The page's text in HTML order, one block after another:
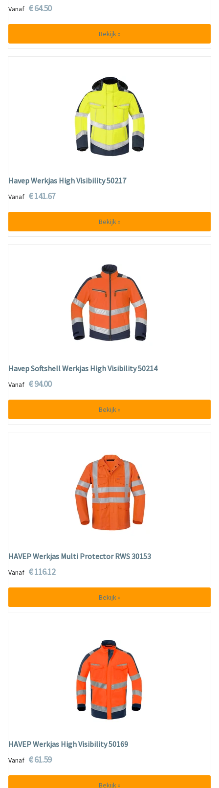
Vanaf € 64.50
Bekijk »
Havep Werkjas High Visibility 50217
Vanaf € 141.67
Bekijk »
Havep Softshell Werkjas High Visibility 50214
Vanaf € 94.00
Bekijk »
HAVEP Werkjas Multi Protector RWS 30153
Vanaf € 116.12
Bekijk »
HAVEP Werkjas High Visibility 50169
Vanaf € 61.59
Bekijk »